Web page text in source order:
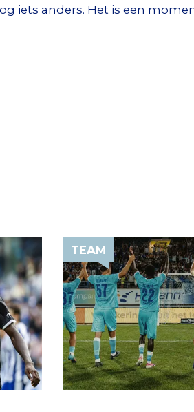
iets anders. Het is een
TEAM